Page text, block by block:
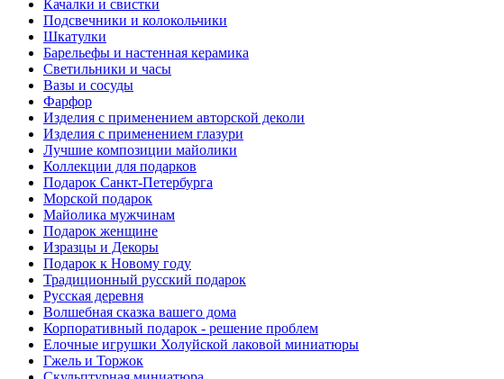
Качалки и свистки
Подсвечники и колокольчики
Шкатулки
Барельефы и настенная керамика
Светильники и часы
Вазы и сосуды
Фарфор
Изделия с применением авторской деколи
Изделия с применением глазури
Лучшие композиции майолики
Коллекции для подарков
Подарок Санкт-Петербурга
Морской подарок
Майолика мужчинам
Подарок женщине
Изразцы и Декоры
Подарок к Новому году
Традиционный русский подарок
Русская деревня
Волшебная сказка вашего дома
Корпоративный подарок - решение проблем
Елочные игрушки Холуйской лаковой миниатюры
Гжель и Торжок